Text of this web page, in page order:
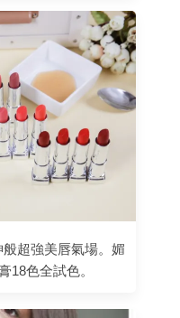
超強美唇氣場。媚
18色全試色。